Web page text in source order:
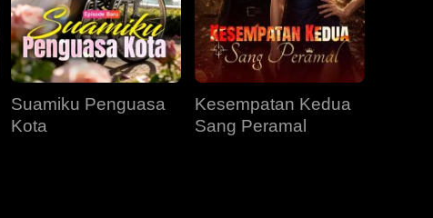
Suamiku Penguasa
Kota
Kesempatan Kedua
Sang Peramal